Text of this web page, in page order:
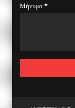
Μήνυμα*